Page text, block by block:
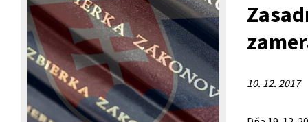
10. 12. 2017